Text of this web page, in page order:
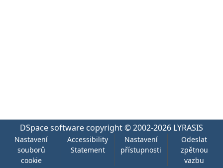
DSpace software copyright © 2002-2026 LYRASIS
Nastavení
souborů
cookie
Accessibility
Statement
Nastavení
přístupnosti
Odeslat
zpětnou
vazbu